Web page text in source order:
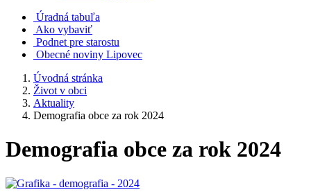
Úradná tabuľa
Ako vybaviť
Podnet pre starostu
Obecné noviny Lipovec
Úvodná stránka
Život v obci
Aktuality
Demografia obce za rok 2024
Demografia obce za rok 2024